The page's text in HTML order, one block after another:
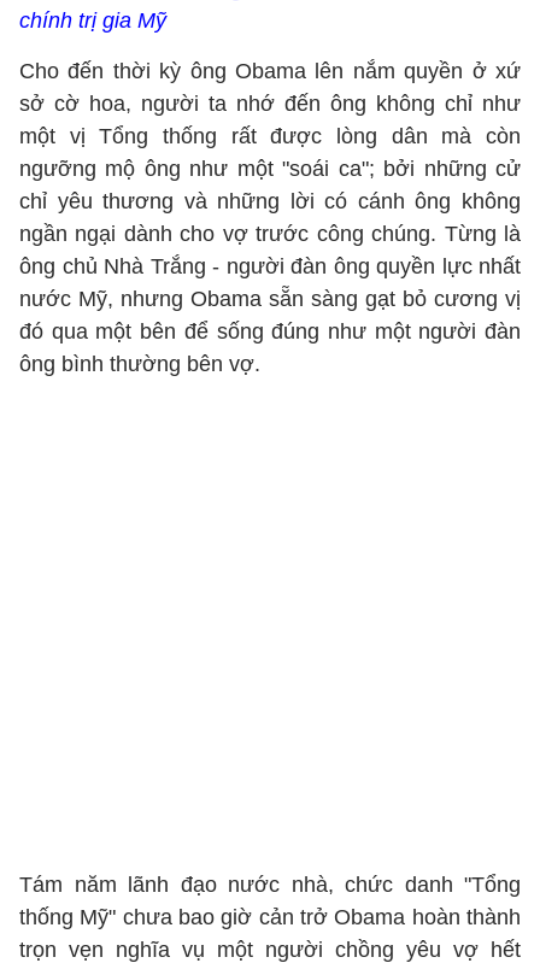
chính trị gia Mỹ
Cho đến thời kỳ ông Obama lên nắm quyền ở xứ
sở cờ hoa, người ta nhớ đến ông không chỉ như
một vị Tổng thống rất được lòng dân mà còn
ngưỡng mộ ông như một "soái ca"; bởi những cử
chỉ yêu thương và những lời có cánh ông không
ngần ngại dành cho vợ trước công chúng. Từng là
ông chủ Nhà Trắng - người đàn ông quyền lực nhất
nước Mỹ, nhưng Obama sẵn sàng gạt bỏ cương vị
đó qua một bên để sống đúng như một người đàn
ông bình thường bên vợ.
Tám năm lãnh đạo nước nhà, chức danh "Tổng
thống Mỹ" chưa bao giờ cản trở Obama hoàn thành
trọn vẹn nghĩa vụ một người chồng yêu vợ hết